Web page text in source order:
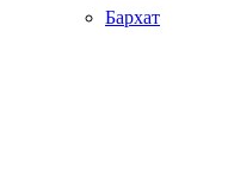
Бархат